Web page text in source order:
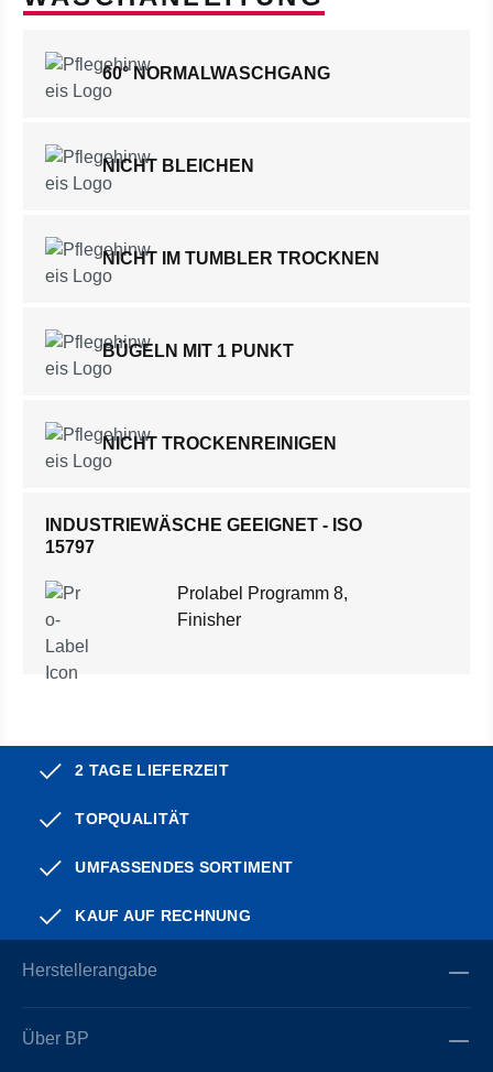
60° NORMALWASCHGANG
NICHT BLEICHEN
NICHT IM TUMBLER TROCKNEN
BÜGELN MIT 1 PUNKT
NICHT TROCKENREINIGEN
INDUSTRIEWÄSCHE GEEIGNET - ISO
15797
Prolabel Programm 8,
Finisher
2 TAGE LIEFERZEIT
TOPQUALITÄT
UMFASSENDES SORTIMENT
KAUF AUF RECHNUNG
Herstellerangabe
Über BP